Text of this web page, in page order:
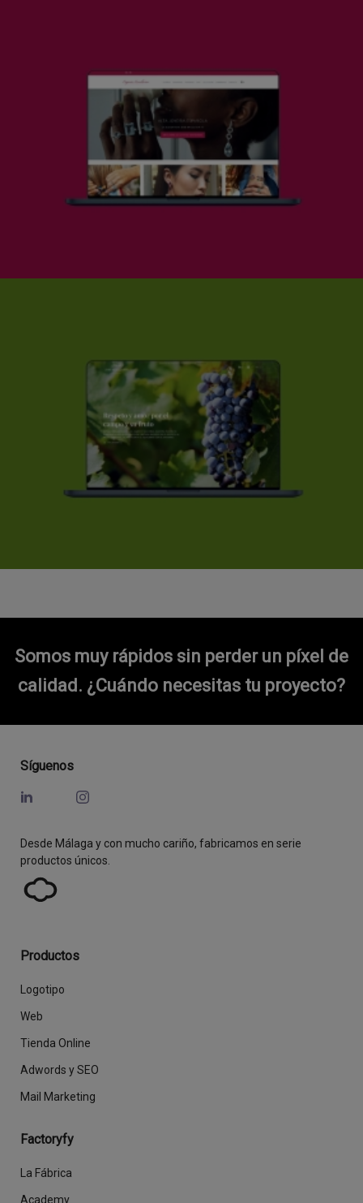
Somos muy rápidos sin perder un píxel de
calidad. ¿Cuándo necesitas tu proyecto?
Síguenos
Desde Málaga y con mucho cariño, fabricamos en serie
productos únicos.
Productos
Logotipo
Web
Tienda Online
Adwords y SEO
Mail Marketing
Factoryfy
La Fábrica
Academy